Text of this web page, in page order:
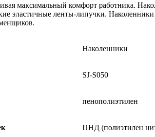
максимальный комфорт работника.
эластичные ленты-липучки.
Наколенники
SJ-S050
пенополиэтилен
ПНД (полиэтилен